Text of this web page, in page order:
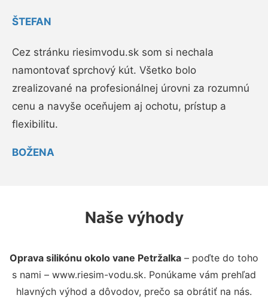
ŠTEFAN
Cez stránku riesimvodu.sk som si nechala
namontovať sprchový kút. Všetko bolo
zrealizované na profesionálnej úrovni za rozumnú
cenu a navyše oceňujem aj ochotu, prístup a
flexibilitu.
BOŽENA
Naše výhody
Oprava silikónu okolo vane Petržalka – poďte do toho
s nami – www.riesim-vodu.sk. Ponúkame vám prehľad
hlavných výhod a dôvodov, prečo sa obrátiť na nás.